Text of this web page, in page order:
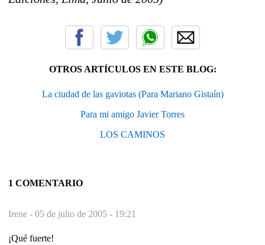
OTROS ARTÍCULOS EN ESTE BLOG:
La ciudad de las gaviotas (Para Mariano Gistaín)
Para mi amigo Javier Torres
LOS CAMINOS
1 COMENTARIO
Irene - 05 de julio de 2005 - 19:21
¡Qué fuerte!